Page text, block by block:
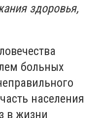
здоровья,
больных
населения
в жизни